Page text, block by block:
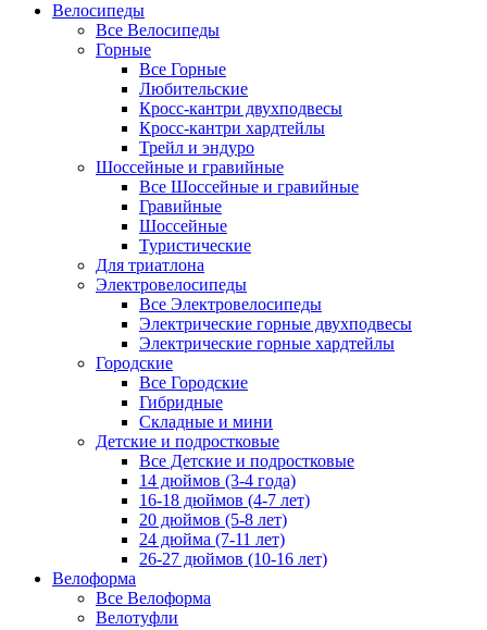
Велосипеды
Все Велосипеды
Горные
Все Горные
Любительские
Кросс-кантри двухподвесы
Кросс-кантри хардтейлы
Трейл и эндуро
Шоссейные и гравийные
Все Шоссейные и гравийные
Гравийные
Шоссейные
Туристические
Для триатлона
Электровелосипеды
Все Электровелосипеды
Электрические горные двухподвесы
Электрические горные хардтейлы
Городские
Все Городские
Гибридные
Складные и мини
Детские и подростковые
Все Детские и подростковые
14 дюймов (3-4 года)
16-18 дюймов (4-7 лет)
20 дюймов (5-8 лет)
24 дюйма (7-11 лет)
26-27 дюймов (10-16 лет)
Велоформа
Все Велоформа
Велотуфли